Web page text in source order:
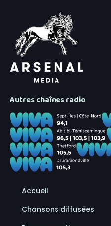
Autres chaînes radio
Accueil
Chansons diffusées